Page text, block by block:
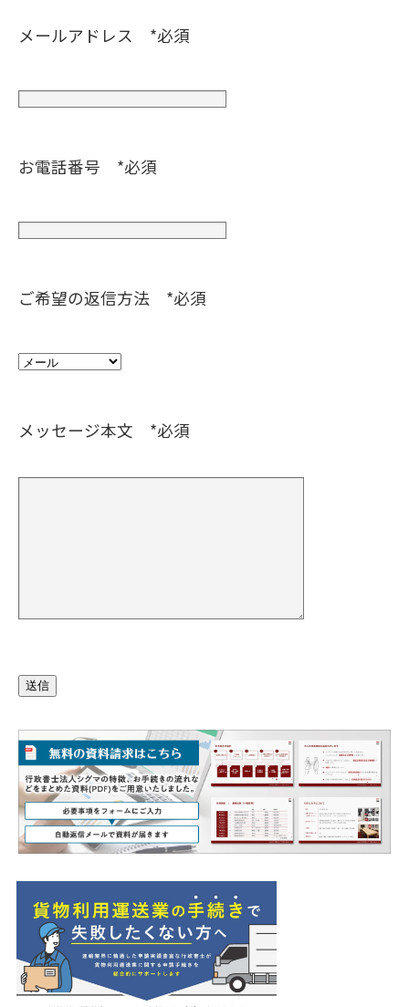
メールアドレス *必須
お電話番号 *必須
ご希望の返信方法 *必須
メッセージ本文 *必須